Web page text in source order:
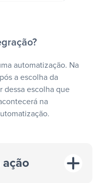
automatização. Na
a escolha da
dessa escolha que
na
ação